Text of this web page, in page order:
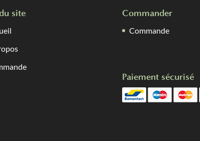
site Commander
Commande
Paiement sécurisé